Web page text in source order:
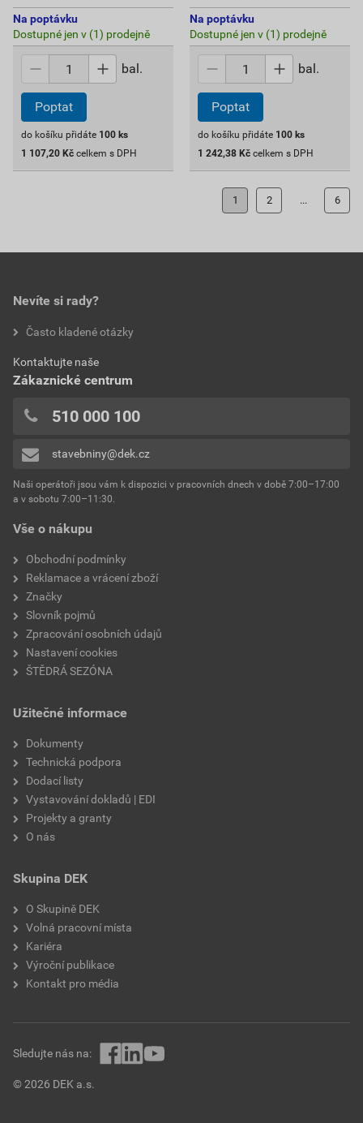
Na poptávku
Dostupné jen v (1) prodejně
bal.
Poptat
do košíku přidáte 100 ks
1 107,20 Kč celkem s DPH
Na poptávku
Dostupné jen v (1) prodejně
bal.
Poptat
do košíku přidáte 100 ks
1 242,38 Kč celkem s DPH
1 2 ... 6
Vše o nákupu
Obchodní podmínky
Reklamace a vrácení zboží
Značky
Slovník pojmů
Zpracování osobních údajů
Nastavení cookies
ŠTĚDRÁ SEZÓNA
Užitečné informace
Dokumenty
Technická podpora
Dodací listy
Vystavování dokladů | EDI
Projekty a granty
O nás
Skupina DEK
O Skupině DEK
Volná pracovní místa
Kariéra
Výroční publikace
Kontakt pro média
Nevíte si rady?
Často kladené otázky
Kontaktujte naše
Zákaznické centrum
510 000 100
stavebniny@dek.cz
Naši operátoři jsou vám k dispozici v pracovních dnech v době 7:00–17:00
a v sobotu 7:00–11:30.
© 2026 DEK a.s.
Sledujte nás na: